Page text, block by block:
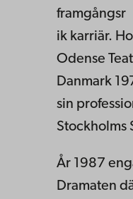
framgångsr
ik karriär.
Odense
Danmark
sin
Stockholms
År 1987
Dramaten